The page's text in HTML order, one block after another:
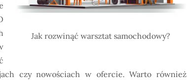
Jak rozwinąć warsztat samochodowy?
czy nowościach w ofercie. Warto również